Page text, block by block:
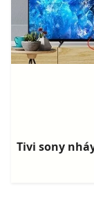
Tivi sony